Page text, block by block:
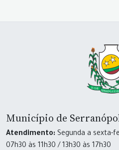
Município de
Atendimento: Segunda a sexta-
07h30 às 11h30 / 13h30 às 17h30